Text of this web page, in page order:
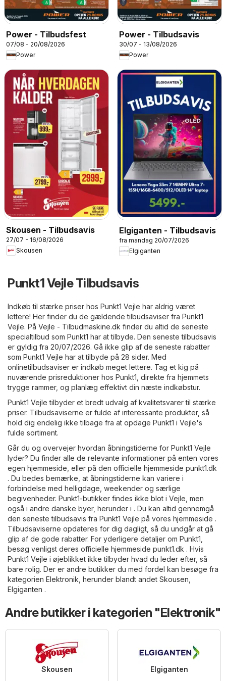
Power - Tilbudsfest
07/08 - 20/08/2026
Power
Power - Tilbudsavis
30/07 - 13/08/2026
Power
Skousen - Tilbudsavis
27/07 - 16/08/2026
Skousen
Elgiganten - Tilbudsavis
fra mandag 20/07/2026
Elgiganten
Punkt1 Vejle Tilbudsavis
Indkøb til stærke priser hos Punkt1 Vejle har aldrig været
lettere! Her finder du de gældende tilbudsaviser fra Punkt1
Vejle. På Vejle - Tilbudmaskine.dk finder du altid de seneste
specialtilbud som Punkt1 har at tilbyde. Den seneste tilbudsavis
er gyldig fra 20/07/2026. Gå ikke glip af de seneste rabatter
som Punkt1 Vejle har at tilbyde på 28 sider. Med
onlinetilbudsaviser er indkøb meget lettere. Tag et kig på
nuværende prisreduktioner hos Punkt1, direkte fra hjemmets
trygge rammer, og planlæg effektivt din næste indkøbstur.
Punkt1 Vejle tilbyder et bredt udvalg af kvalitetsvarer til stærke
priser. Tilbudsaviserne er fulde af interessante produkter, så
hold dig endelig ikke tilbage fra at opdage Punkt1 i Vejle's
fulde sortiment.
Går du og overvejer hvordan åbningstiderne for Punkt1 Vejle
lyder? Du finder alle de relevante informationer på enten vores
egen hjemmeside, eller på den officielle hjemmeside punkt1.dk
. Du bedes bemærke, at åbningstiderne kan variere i
forbindelse med helligdage, weekender og særlige
begivenheder. Punkt1-butikker findes ikke blot i Vejle, men
også i andre danske byer, herunder i . Du kan altid gennemgå
den seneste tilbudsavis fra Punkt1 Vejle på vores hjemmeside .
Tilbudsaviserne opdateres for dig dagligt, så du undgår at gå
glip af de gode rabatter. For yderligere detaljer om Punkt1,
besøg venligst deres officielle hjemmeside punkt1.dk . Hvis
Punkt1 Vejle i øjeblikket ikke tilbyder hvad du leder efter, så
bare rolig. Der er andre butikker du med fordel kan besøge fra
kategorien Elektronik , herunder blandt andet Skousen
Elgiganten .
Andre butikker i kategorien "Elektronik"
Skousen Elgiganten